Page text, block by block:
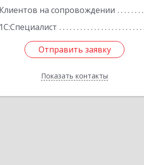
Клиентов на сопровождении
1С:Специалист
Отправить заявку
Показать контакты
Отправить заявку
Назад